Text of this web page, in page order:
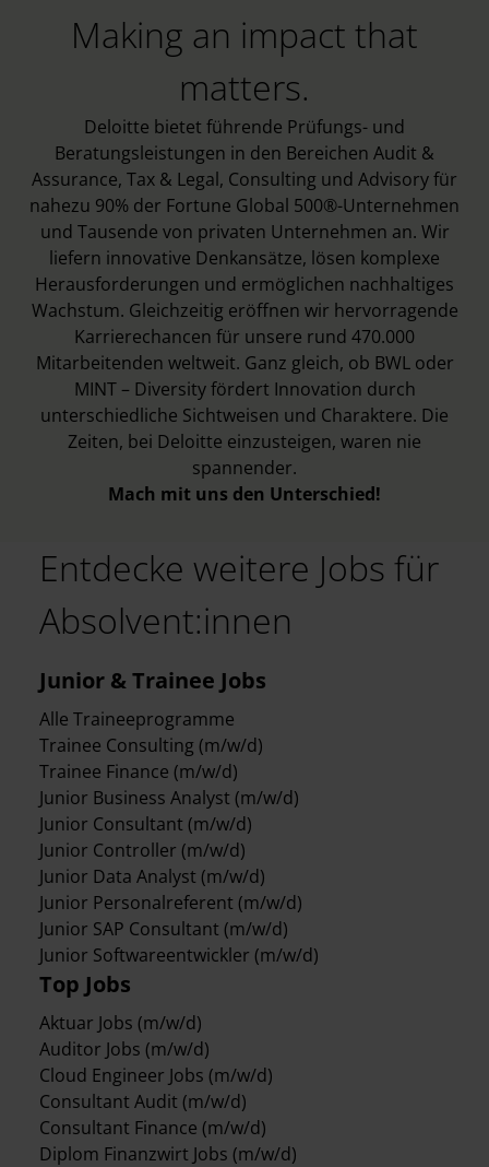
Making an impact that
matters.
Deloitte bietet führende Prüfungs- und
Beratungsleistungen in den Bereichen Audit &
Assurance, Tax & Legal, Consulting und Advisory für
nahezu 90% der Fortune Global 500®-Unternehmen
und Tausende von privaten Unternehmen an. Wir
liefern innovative Denkansätze, lösen komplexe
Herausforderungen und ermöglichen nachhaltiges
Wachstum. Gleichzeitig eröffnen wir hervorragende
Karrierechancen für unsere rund 470.000
Mitarbeitenden weltweit. Ganz gleich, ob BWL oder
MINT – Diversity fördert Innovation durch
unterschiedliche Sichtweisen und Charaktere. Die
Zeiten, bei Deloitte einzusteigen, waren nie
spannender.
Mach mit uns den Unterschied!
Entdecke weitere Jobs für
Absolvent:innen
Top Jobs
Aktuar Jobs (m/w/d)
Auditor Jobs (m/w/d)
Cloud Engineer Jobs (m/w/d)
Consultant Audit (m/w/d)
Consultant Finance (m/w/d)
Diplom Finanzwirt Jobs (m/w/d)
Junior & Trainee Jobs
Alle Traineeprogramme
Trainee Consulting (m/w/d)
Trainee Finance (m/w/d)
Junior Business Analyst (m/w/d)
Junior Consultant (m/w/d)
Junior Controller (m/w/d)
Junior Data Analyst (m/w/d)
Junior Personalreferent (m/w/d)
Junior SAP Consultant (m/w/d)
Junior Softwareentwickler (m/w/d)